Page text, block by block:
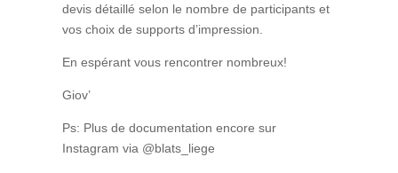
devis détaillé selon le nombre de participants et
vos choix de supports d’impression.
En espérant vous rencontrer nombreux!
Giov’
Ps: Plus de documentation encore sur
Instagram via @blats_liege